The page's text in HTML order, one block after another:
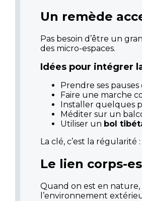
Un remède
Pas besoin d’être un
des micro-espaces.
Idées pour intégrer
Prendre ses
Faire une marche
Installer quelques
Méditer sur un
Utiliser un bol
La clé, c’est la
Le lien corps-
Quand on est en nature,
l’environnement